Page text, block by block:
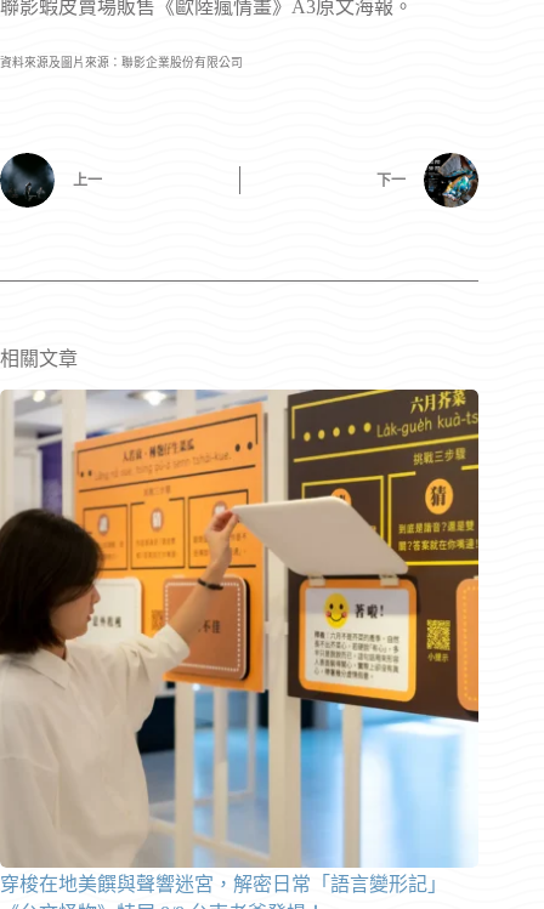
聯影蝦皮賣場販售《歐陸瘋情畫》A3原文海報。
資料來源及圖片來源：聯影企業股份有限公司
上一 下一
相關文章
穿梭在地美饌與聲響迷宮，解密日常「語言變形記」